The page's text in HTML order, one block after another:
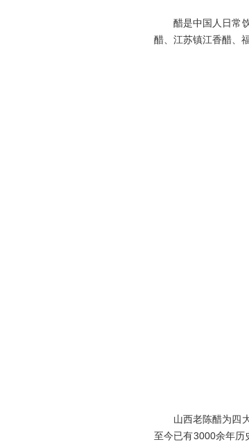
醋是中国人日常饮
醋、江苏镇江香醋、
山西老陈醋为四大
至今已有3000余年历